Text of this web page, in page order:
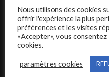
Entreprises
Nous suivre
Nous utilisons des cookies
offrir l'expérience la plus
préférences et les visites
«Accepter», vous consentez
cookies.
paramètres cookies